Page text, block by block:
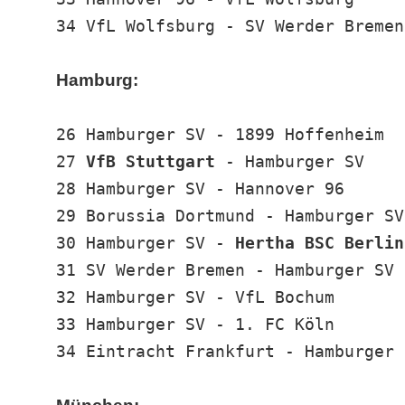
34 VfL Wolfsburg - SV Werder Bremen
Hamburg:
26 Hamburger SV - 1899 Hoffenheim
27 VfB Stuttgart - Hamburger SV
28 Hamburger SV - Hannover 96
29 Borussia Dortmund - Hamburger SV
30 Hamburger SV - Hertha BSC Berlin
31 SV Werder Bremen - Hamburger SV
32 Hamburger SV - VfL Bochum
33 Hamburger SV - 1. FC Köln
34 Eintracht Frankfurt - Hamburger